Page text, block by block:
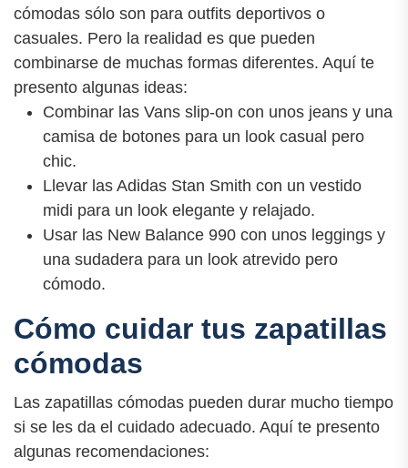
cómodas sólo son para outfits deportivos o
casuales. Pero la realidad es que pueden
combinarse de muchas formas diferentes. Aquí te
presento algunas ideas:
Combinar las Vans slip-on con unos jeans y una
camisa de botones para un look casual pero
chic.
Llevar las Adidas Stan Smith con un vestido
midi para un look elegante y relajado.
Usar las New Balance 990 con unos leggings y
una sudadera para un look atrevido pero
cómodo.
Cómo cuidar tus zapatillas
cómodas
Las zapatillas cómodas pueden durar mucho tiempo
si se les da el cuidado adecuado. Aquí te presento
algunas recomendaciones: